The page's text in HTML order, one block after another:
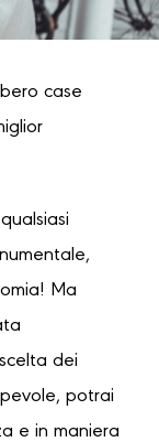
case
Ma
dei
potrai
e in maniera